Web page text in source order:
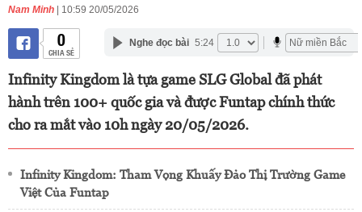
Nam Minh | 10:59 20/05/2026
0
CHIA SẺ
Nghe đọc bài 5:24
Infinity Kingdom là tựa game SLG Global đã phát
hành trên 100+ quốc gia và được Funtap chính thức
cho ra mắt vào 10h ngày 20/05/2026.
Infinity Kingdom: Tham Vọng Khuấy Đảo Thị Trường Game
Việt Của Funtap